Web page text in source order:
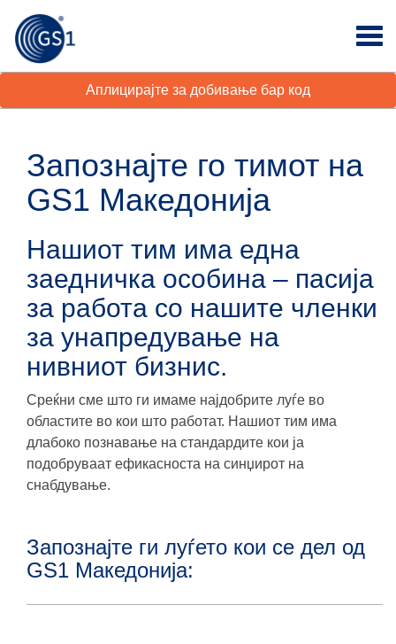
Аплицирајте за добивање бар код
Запознајте го тимот на
GS1 Македонија
Нашиот тим има една
заедничка особина – пасија
за работа со нашите членки
за унапредување на
нивниот бизнис.
Среќни сме што ги имаме најдобрите луѓе во
областите во кои што работат. Нашиот тим има
длабоко познавање на стандардите кои ја
подобруваат ефикасноста на синџирот на
снабдување.
Запознајте ги луѓето кои се дел од
GS1 Македонија: